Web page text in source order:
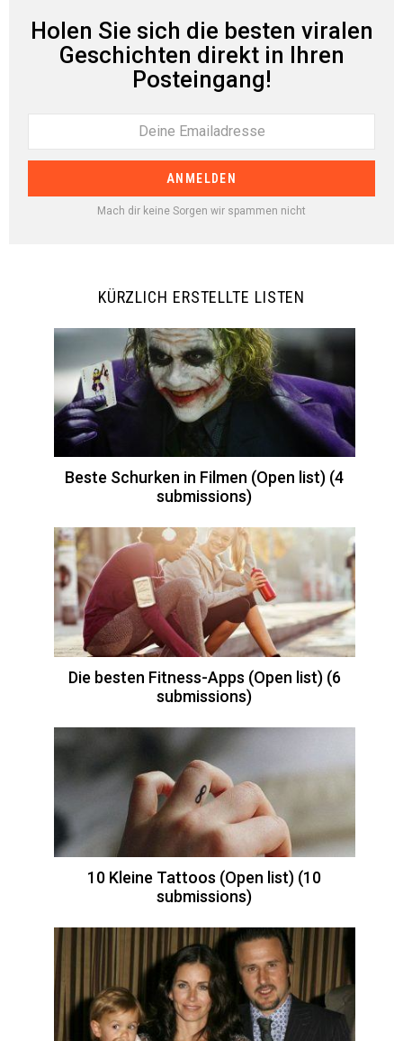
Holen Sie sich die besten viralen
Geschichten direkt in Ihren
Posteingang!
Mach dir keine Sorgen wir spammen nicht
KÜRZLICH ERSTELLTE LISTEN
Beste Schurken in Filmen (Open list) (4
submissions)
Die besten Fitness-Apps (Open list) (6
submissions)
10 Kleine Tattoos (Open list) (10
submissions)